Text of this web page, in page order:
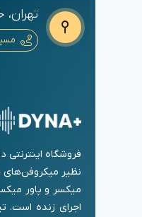
فروشگاه
نظیر میکروفن‌های
میکسر و پاور
اجرای زنده است.